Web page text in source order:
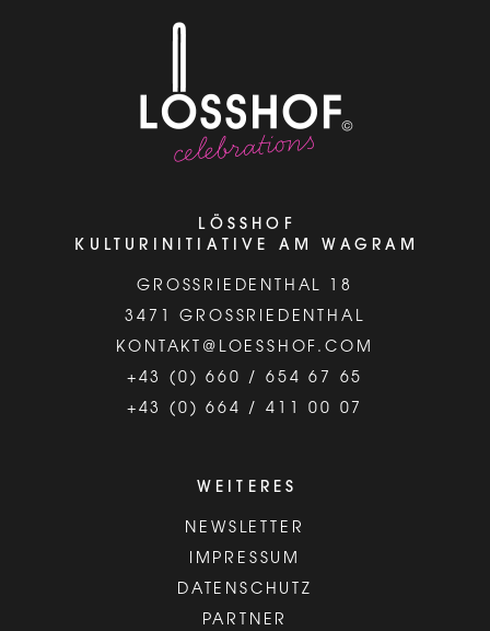
LÖSSHOF
KULTURINITIATIVE AM WAGRAM
GROSSRIEDENTHAL 18
3471 GROSSRIEDENTHAL
KONTAKT@LOESSHOF.COM
+43 (0) 660 / 654 67 65
+43 (0) 664 / 411 00 07
WEITERES
NEWSLETTER
IMPRESSUM
DATENSCHUTZ
PARTNER